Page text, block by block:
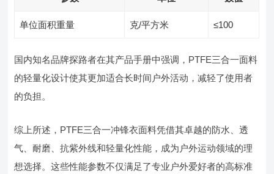
单位面积重量 克/平方米 ≤100
国内知名品牌探路者在其产品手册中强调，PTFE三合一面料
的轻量化设计使其更加适合长时间户外活动，减轻了使用者
的负担。
综上所述，PTFE三合一冲锋衣面料凭借其卓越的防水、透
气、耐磨、抗紫外线和轻量化性能，成为户外运动领域的理
想选择。这些性能参数不仅满足了专业户外爱好者的高标准